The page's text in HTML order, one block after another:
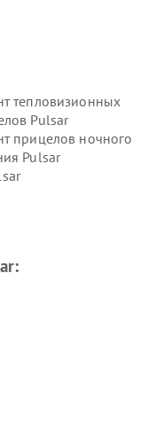
тепловизионных
Pulsar
прицелов ночного
Pulsar